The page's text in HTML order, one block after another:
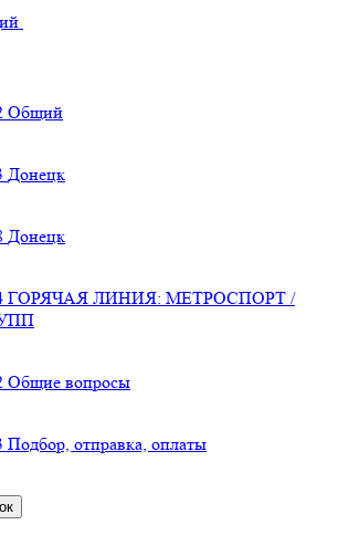
Общий
Донецк
Донецк
ГОРЯЧАЯ ЛИНИЯ: МЕТРОСПОРТ /
Общие вопросы
Подбор, отправка, оплаты